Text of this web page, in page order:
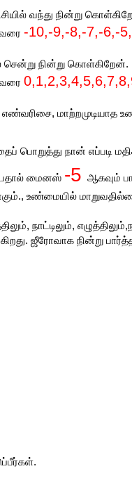
வந்து நின்று
-10,-9,-8,-7,-6,-
சென்று நின்று கொள்கிறேன்.
மாற்றமுடியாத
பொறுத்து நான் எப்படி
மைனஸ் -5 ஆகவும்
உண்மையில்
நாட்டிலும்,
ஜீரோவாக நின்று